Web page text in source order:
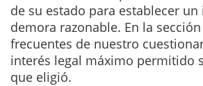
de su estado para establecer un
demora razonable. En la
frecuentes de nuestro
interés legal máximo permitido
que eligió.